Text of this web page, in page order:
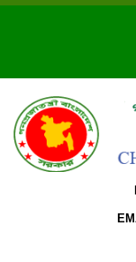
Skip